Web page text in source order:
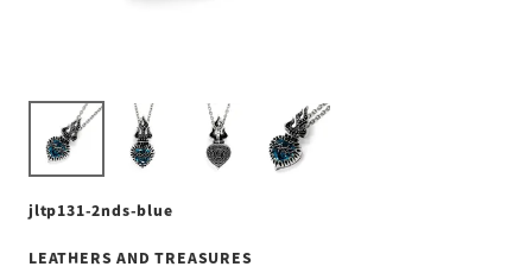
jltp131-2nds-blue
LEATHERS AND TREASURES